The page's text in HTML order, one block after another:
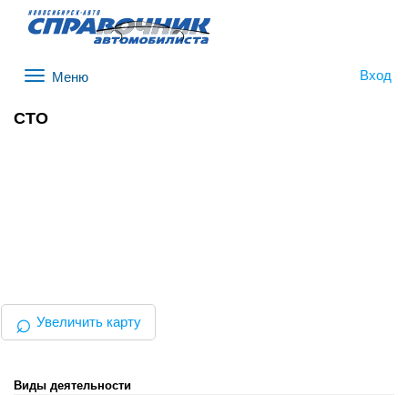
Вход
СТО
⌕ Увеличить карту
Виды деятельности